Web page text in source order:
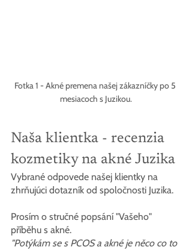
Fotka 1 - Akné premena našej zákazníčky po 5
mesiacoch s Juzikou.
Naša klientka - recenzia
kozmetiky na akné Juzika
Vybrané odpovede našej klientky na
zhrňujúci dotazník od spoločnosti Juzika.
Prosím o stručné popsání "Vašeho"
příběhu s akné.
"Potýkám se s PCOS a akné je něco co to